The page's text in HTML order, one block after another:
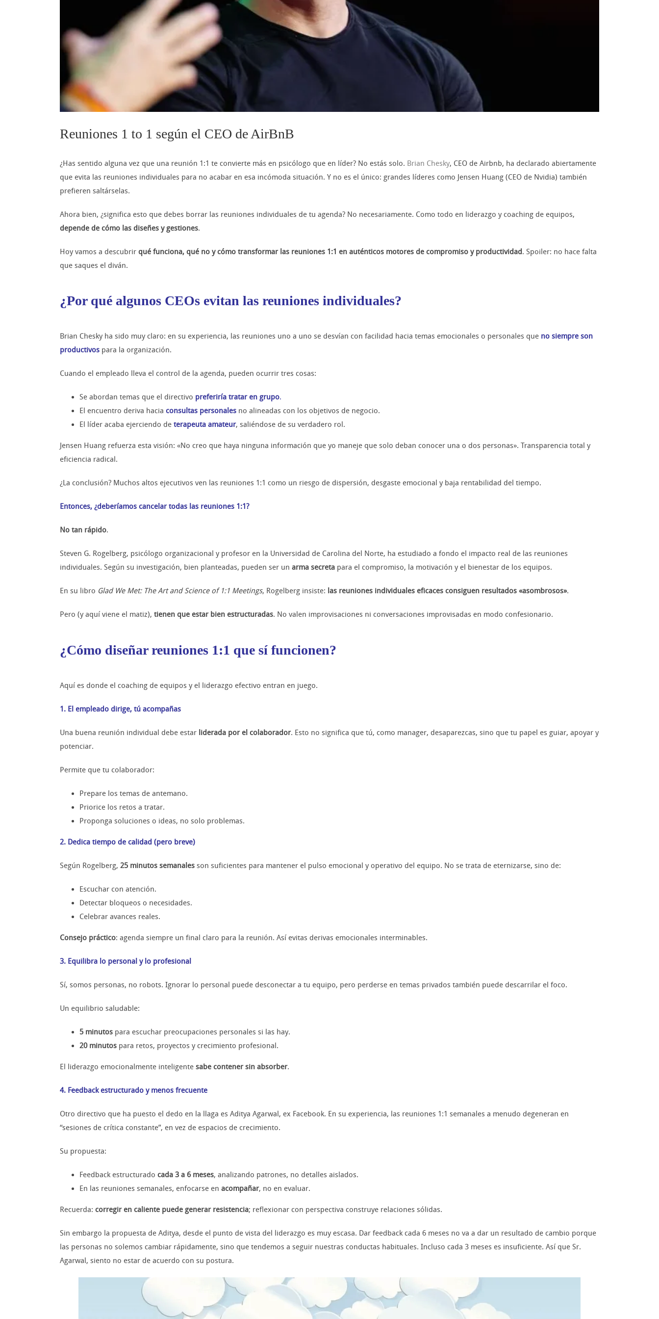
Reuniones 1 to 1 según el CEO de AirBnB
¿Has sentido alguna vez que una reunión 1:1 te convierte más en psicólogo que en líder? No estás solo. Brian Chesky, CEO de Airbnb, ha declarado abiertamente
que evita las reuniones individuales para no acabar en esa incómoda situación. Y no es el único: grandes líderes como Jensen Huang (CEO de Nvidia) también
prefieren saltárselas.
Ahora bien, ¿significa esto que debes borrar las reuniones individuales de tu agenda? No necesariamente. Como todo en liderazgo y coaching de equipos,
depende de cómo las diseñes y gestiones.
Hoy vamos a descubrir qué funciona, qué no y cómo transformar las reuniones 1:1 en auténticos motores de compromiso y productividad. Spoiler: no hace falta
que saques el diván.
¿Por qué algunos CEOs evitan las reuniones individuales?
Brian Chesky ha sido muy claro: en su experiencia, las reuniones uno a uno se desvían con facilidad hacia temas emocionales o personales que no siempre son
productivos para la organización.
Cuando el empleado lleva el control de la agenda, pueden ocurrir tres cosas:
Se abordan temas que el directivo preferiría tratar en grupo.
El encuentro deriva hacia consultas personales no alineadas con los objetivos de negocio.
El líder acaba ejerciendo de terapeuta amateur, saliéndose de su verdadero rol.
Jensen Huang refuerza esta visión: «No creo que haya ninguna información que yo maneje que solo deban conocer una o dos personas». Transparencia total y
eficiencia radical.
¿La conclusión? Muchos altos ejecutivos ven las reuniones 1:1 como un riesgo de dispersión, desgaste emocional y baja rentabilidad del tiempo.
Entonces, ¿deberíamos cancelar todas las reuniones 1:1?
No tan rápido.
Steven G. Rogelberg, psicólogo organizacional y profesor en la Universidad de Carolina del Norte, ha estudiado a fondo el impacto real de las reuniones
individuales. Según su investigación, bien planteadas, pueden ser un arma secreta para el compromiso, la motivación y el bienestar de los equipos.
En su libro Glad We Met: The Art and Science of 1:1 Meetings, Rogelberg insiste: las reuniones individuales eficaces consiguen resultados «asombrosos».
Pero (y aquí viene el matiz), tienen que estar bien estructuradas. No valen improvisaciones ni conversaciones improvisadas en modo confesionario.
¿Cómo diseñar reuniones 1:1 que sí funcionen?
Aquí es donde el coaching de equipos y el liderazgo efectivo entran en juego.
1. El empleado dirige, tú acompañas
Una buena reunión individual debe estar liderada por el colaborador. Esto no significa que tú, como manager, desaparezcas, sino que tu papel es guiar, apoyar y
potenciar.
Permite que tu colaborador:
Prepare los temas de antemano.
Priorice los retos a tratar.
Proponga soluciones o ideas, no solo problemas.
2. Dedica tiempo de calidad (pero breve)
Según Rogelberg, 25 minutos semanales son suficientes para mantener el pulso emocional y operativo del equipo. No se trata de eternizarse, sino de:
Escuchar con atención.
Detectar bloqueos o necesidades.
Celebrar avances reales.
Consejo práctico: agenda siempre un final claro para la reunión. Así evitas derivas emocionales interminables.
3. Equilibra lo personal y lo profesional
Sí, somos personas, no robots. Ignorar lo personal puede desconectar a tu equipo, pero perderse en temas privados también puede descarrilar el foco.
Un equilibrio saludable:
5 minutos para escuchar preocupaciones personales si las hay.
20 minutos para retos, proyectos y crecimiento profesional.
El liderazgo emocionalmente inteligente sabe contener sin absorber.
4. Feedback estructurado y menos frecuente
Otro directivo que ha puesto el dedo en la llaga es Aditya Agarwal, ex Facebook. En su experiencia, las reuniones 1:1 semanales a menudo degeneran en
“sesiones de crítica constante”, en vez de espacios de crecimiento.
Su propuesta:
Feedback estructurado cada 3 a 6 meses, analizando patrones, no detalles aislados.
En las reuniones semanales, enfocarse en acompañar, no en evaluar.
Recuerda: corregir en caliente puede generar resistencia; reflexionar con perspectiva construye relaciones sólidas.
Sin embargo la propuesta de Aditya, desde el punto de vista del liderazgo es muy escasa. Dar feedback cada 6 meses no va a dar un resultado de cambio porque
las personas no solemos cambiar rápidamente, sino que tendemos a seguir nuestras conductas habituales. Incluso cada 3 meses es insuficiente. Así que Sr.
Agarwal, siento no estar de acuerdo con su postura.